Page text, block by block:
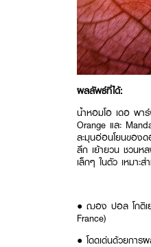
ผลลัพธ์ที่ได้:
น้ำหอมโอ เดอ พา
Orange และ
ละมุนอ่อนโยนของด
ลึก เย้ายวน ชวนห
เล็กๆ ในตัว เหมาะ
● ฌอง ปอล โกติเ
France)
● โดดเด่นด้วยการ